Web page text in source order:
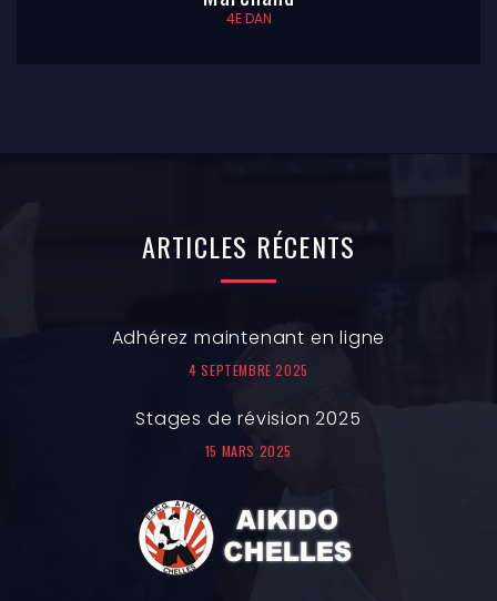
4E DAN
ARTICLES RÉCENTS
Adhérez maintenant en ligne
4 SEPTEMBRE 2025
Stages de révision 2025
15 MARS 2025